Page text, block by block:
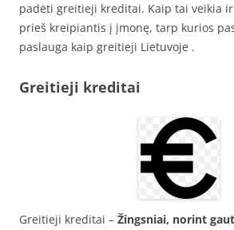
padėti greitieji kreditai. Kaip tai veikia
prieš kreipiantis į įmonę, tarp kurios
paslauga kaip greitieji Lietuvoje .
Greitieji kreditai
Greitieji kreditai – Žingsniai, norint